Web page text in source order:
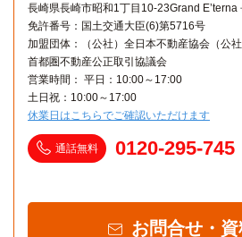
長崎県長崎市昭和1丁目10-23Grand E’terna
免許番号：国土交通大臣(6)第5716号
加盟団体：（公社）全日本不動産協会（公
首都圏不動産公正取引協議会
営業時間： 平日：10:00～17:00
土日祝：10:00～17:00
休業日はこちらでご確認いただけます
通話無料 0120-295-745
お問合せ・